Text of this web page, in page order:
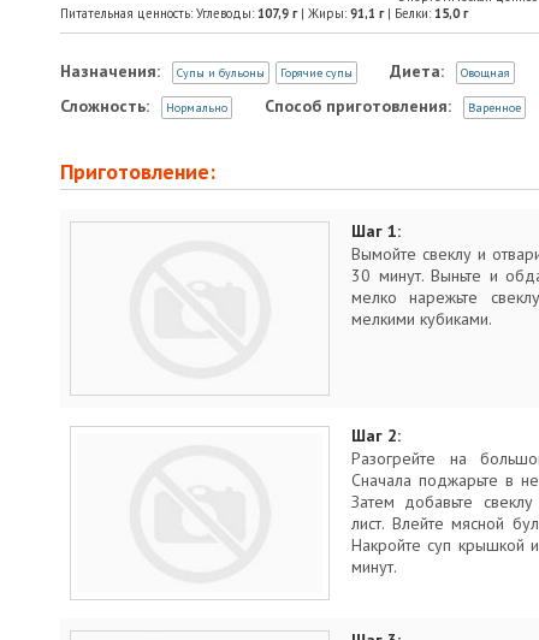
Питательная ценность: Углеводы: 107,9 г| Жиры: 91,1 г| Белки: 15,0 г
Назначения: Супы и бульоны Горячие супы Диета: Овощная
Сложность: Нормально Способ приготовления: Варенное
Приготовление:
Шаг 1:
Вымойте свеклу и
30 минут. Выньте и
мелко нарежьте
мелкими кубиками.
Шаг 2:
Разогрейте на
Сначала поджарьте в
Затем добавьте
лист. Влейте мясной
Накройте суп крышкой
минут.